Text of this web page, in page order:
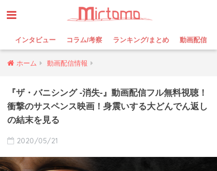
インタビュー コラム/考察 ランキング/まとめ 動画配信
ホーム 動画配信情報
『ザ・バニシング -消失-』動画配信フル無料視聴！
衝撃のサスペンス映画！身震いする大どんでん返し
の結末を見る
2020/05/21